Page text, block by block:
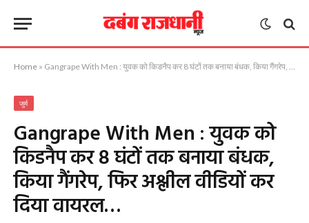
Home » Gangrape With Men : युवक को किडनैप कर 8 घंटों तक बनाया बंधक, किया गैंगरेप, फिर अश्लील वीडियों कर दिया वायरल…
जुर्म
Gangrape With Men : युवक को
किडनैप कर 8 घंटों तक बनाया बंधक,
किया गैंगरेप, फिर अश्लील वीडियों कर
दिया वायरल…